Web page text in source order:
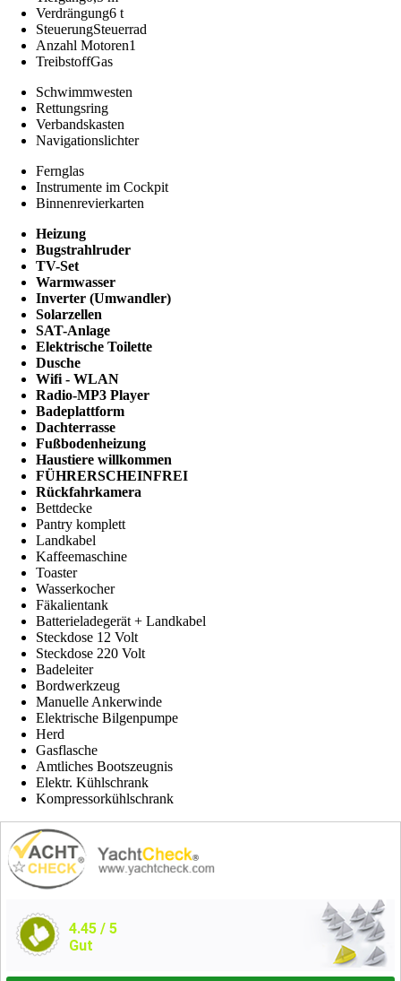
Verdrängung6 t
SteuerungSteuerrad
Anzahl Motoren1
TreibstoffGas
Schwimmwesten
Rettungsring
Verbandskasten
Navigationslichter
Fernglas
Instrumente im Cockpit
Binnenrevierkarten
Heizung
Bugstrahlruder
TV-Set
Warmwasser
Inverter (Umwandler)
Solarzellen
SAT-Anlage
Elektrische Toilette
Dusche
Wifi - WLAN
Radio-MP3 Player
Badeplattform
Dachterrasse
Fußbodenheizung
Haustiere willkommen
FÜHRERSCHEINFREI
Rückfahrkamera
Bettdecke
Pantry komplett
Landkabel
Kaffeemaschine
Toaster
Wasserkocher
Fäkalientank
Batterieladegerät + Landkabel
Steckdose 12 Volt
Steckdose 220 Volt
Badeleiter
Bordwerkzeug
Manuelle Ankerwinde
Elektrische Bilgenpumpe
Herd
Gasflasche
Amtliches Bootszeugnis
Elektr. Kühlschrank
Kompressorkühlschrank
4.45 / 5
Gut